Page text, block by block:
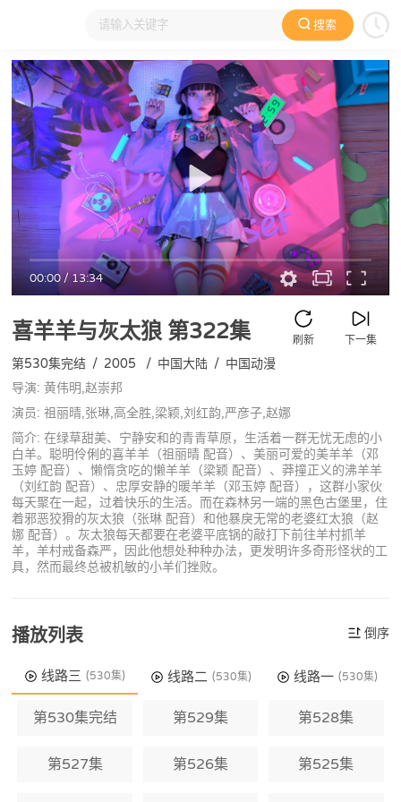
搜索
大家在看 日本动漫 国产动漫 欧美动漫 动漫电影
00:00/13:34
喜羊羊与灰太狼第322集 下一集
刷新
第530集完结 / 2005 / 中国大陆 / 中国动漫
导演: 黄伟明,赵崇邦
演员: 祖丽晴,张琳,高全胜,梁颖,刘红韵,严彦子,赵娜
简介: 在绿草甜美、宁静安和的青青草原，生活着一群无忧无虑的小
白羊。聪明伶俐的喜羊羊（祖丽晴 配音）、美丽可爱的美羊羊（邓
玉婷 配音）、懒惰贪吃的懒羊羊（梁颖 配音）、莽撞正义的沸羊羊
（刘红韵 配音）、忠厚安静的暖羊羊（邓玉婷 配音），这群小家伙
每天聚在一起，过着快乐的生活。而在森林另一端的黑色古堡里，住
着邪恶狡猾的灰太狼（张琳 配音）和他暴戾无常的老婆红太狼（赵
娜 配音）。灰太狼每天都要在老婆平底锅的敲打下前往羊村抓羊
羊，羊村戒备森严，因此他想处种种办法，更发明许多奇形怪状的工
具，然而最终总被机敏的小羊们挫败。
播放列表 倒序
线路三 (530集) 线路二 (530集) 线路一 (530集)
第530集完结 第529集 第528集
第527集 第526集 第525集